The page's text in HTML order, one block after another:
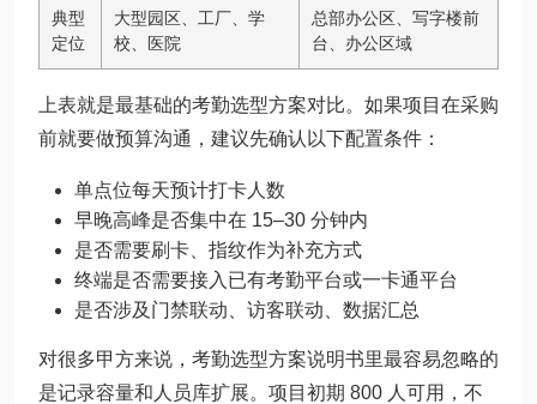
典型
定位
大型园区、工厂、学
校、医院
总部办公区、写字楼前
台、办公区域
上表就是最基础的考勤选型方案对比。如果项目在采购
前就要做预算沟通，建议先确认以下配置条件：
单点位每天预计打卡人数
早晚高峰是否集中在 15–30 分钟内
是否需要刷卡、指纹作为补充方式
终端是否需要接入已有考勤平台或一卡通平台
是否涉及门禁联动、访客联动、数据汇总
对很多甲方来说，考勤选型方案说明书里最容易忽略的
是记录容量和人员库扩展。项目初期 800 人可用，不